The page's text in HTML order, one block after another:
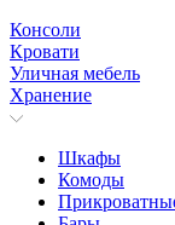
Консоли
Кровати
Уличная мебель
Хранение
Шкафы
Комоды